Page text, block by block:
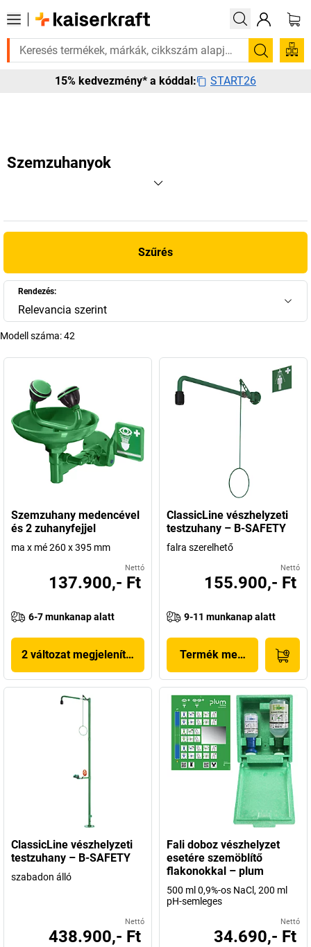
bestseller termékeinket 3–4 munkanapon belül kiszállítjuk.
Keresés
15% kedvezmény* a kóddal: START26
Szemzuhanyok
Szűrés
Rendezés:
Relevancia szerint
Modell száma:42
Szemzuhany medencével
és 2 zuhanyfejjel
ma x mé 260 x 395 mm
Nettó
137.900,- Ft
6-7 munkanap alatt
2 változat megjelenítése
ClassicLine vészhelyzeti
testzuhany – B-SAFETY
falra szerelhető
Nettó
155.900,- Ft
9-11 munkanap alatt
Termék megjelenítése
ClassicLine vészhelyzeti
testzuhany – B-SAFETY
szabadon álló
Nettó
438.900,- Ft
Fali doboz vészhelyzet
esetére szemöblítő
flakonokkal – plum
500 ml 0,9%-os NaCl, 200 ml
pH-semleges
Nettó
34.690,- Ft